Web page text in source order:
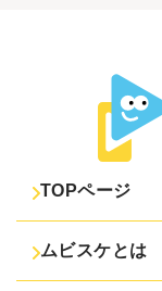
TOPページ
ムビスケとは